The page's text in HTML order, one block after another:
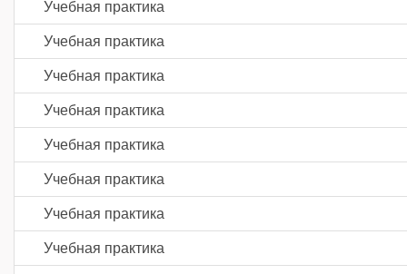
Учебная практика
Учебная практика
Учебная практика
Учебная практика
Учебная практика
Учебная практика
Учебная практика
Учебная практика